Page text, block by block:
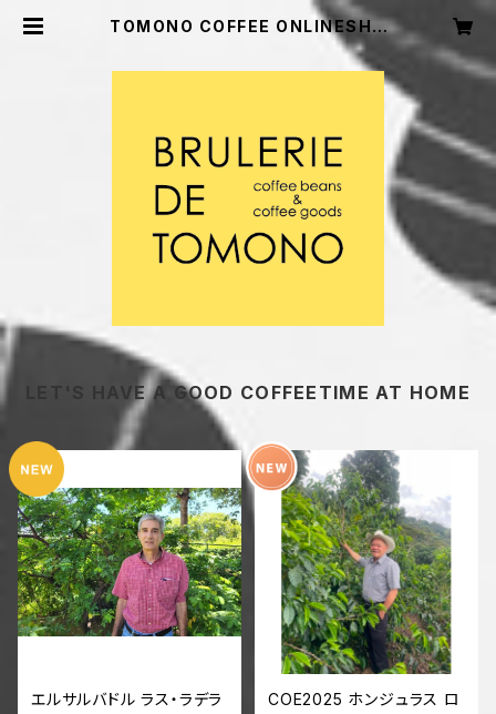
TOMONO COFFEE ONLINESHO
P【トモノウコーヒー オンラインショッ
LET'S HAVE A GOOD COFFEETIME AT HOME
エルサルバドル ラス・ラデラ
COE2025 ホンジュラス ロ